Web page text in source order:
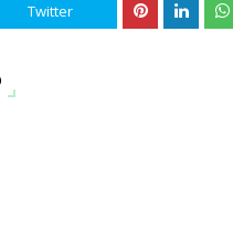
Twitter